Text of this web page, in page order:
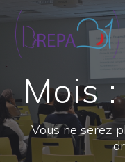
Mois
Vous ne serez